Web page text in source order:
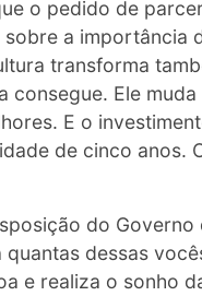
o pedido de
a importância
transforma
consegue. Ele
E o
de cinco anos.
do
dessas
e realiza o sonho